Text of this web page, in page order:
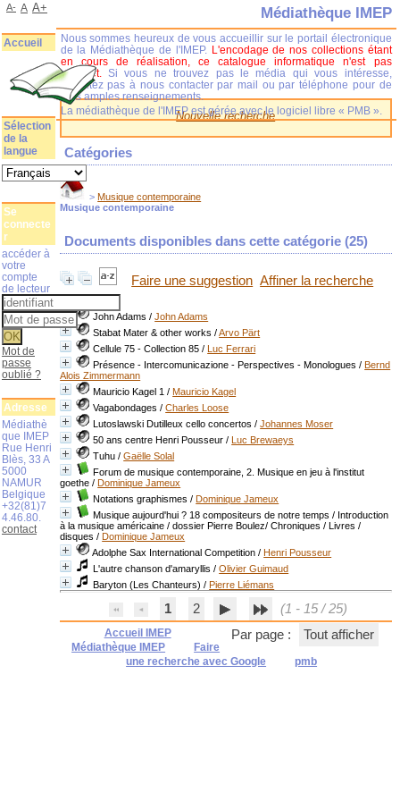
Nouvelle recherche
Catégories
>Musique contemporaine
Musique contemporaine
Documents disponibles dans cette catégorie (25)
Faire une suggestion Affiner la recherche
John Adams /John Adams
Stabat Mater & other works /Arvo Pärt
Cellule 75 - Collection 85 /Luc Ferrari
Présence - Intercomunicazione - Perspectives - Monologues /Bernd
Alois Zimmermann
Mauricio Kagel 1 /Mauricio Kagel
Vagabondages /Charles Loose
Lutoslawski Dutilleux cello concertos /Johannes Moser
50 ans centre Henri Pousseur /Luc Brewaeys
Tuhu /Gaëlle Solal
Forum de musique contemporaine, 2. Musique en jeu à l'institut
goethe /Dominique Jameux
Notations graphismes /Dominique Jameux
Musique aujourd'hui ? 18 compositeurs de notre temps / Introduction
à la musique américaine / dossier Pierre Boulez/ Chroniques / Livres /
disques /Dominique Jameux
Adolphe Sax International Competition /Henri Pousseur
L'autre chanson d'amaryllis /Olivier Guimaud
Baryton (Les Chanteurs) /Pierre Liémans
1 2
(1 - 15 / 25)
Par page :
Tout afficher
Accueil IMEP
Médiathèque IMEP
Faire
une recherche avec Google
pmb
Médiathèque IMEP
Nous sommes heureux de vous accueillir sur le portail électronique
de la Médiathèque de l'IMEP. L'encodage de nos collections étant
en cours de réalisation, ce catalogue informatique n'est pas
complet.
Si vous ne trouvez pas le média qui vous intéresse,
n'hésitez pas à nous contacter par mail ou par téléphone pour de
plus amples renseignements.
La médiathèque de l'IMEP est gérée avec le logiciel libre « PMB ».
A- A A+
Accueil
Sélection
de la
langue
Se
connecte
r
accéder à
votre
compte
de lecteur
Mot de
passe
oublié ?
Adresse
Médiathè
que IMEP
Rue Henri
Blès, 33 A
5000
NAMUR
Belgique
+32(81)7
4.46.80.
contact